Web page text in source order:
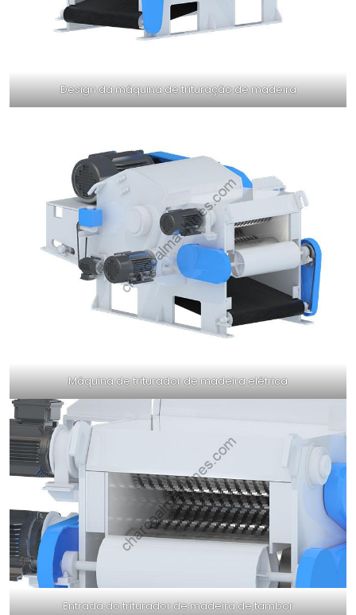
Design da máquina de trituração de madeira
Máquina de triturador de madeira elétrica
Entrada do triturador de madeira de tambor